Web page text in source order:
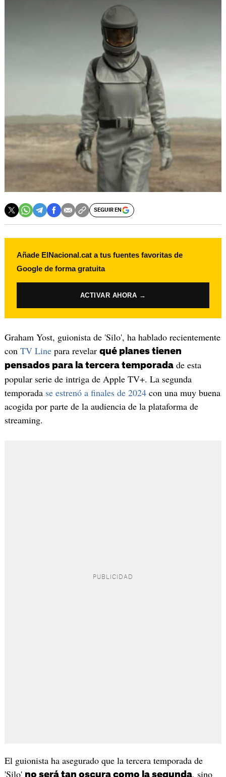
SEGUIR EN
Añade ElNacional.cat a tus fuentes favoritas de
Google de forma gratuita
ACTIVAR AHORA →
Graham Yost, guionista de 'Silo', ha hablado recientemente
con TV Linepara revelar qué planes tienen
pensados para la tercera temporadade esta
popular serie de intriga de Apple TV+. La segunda
temporada se estrenó a finales de 2024con una muy buena
acogida por parte de la audiencia de la plataforma de
streaming.
El guionista ha asegurado que la tercera temporada de
'Silo' no será tan oscura como la segunda, sino